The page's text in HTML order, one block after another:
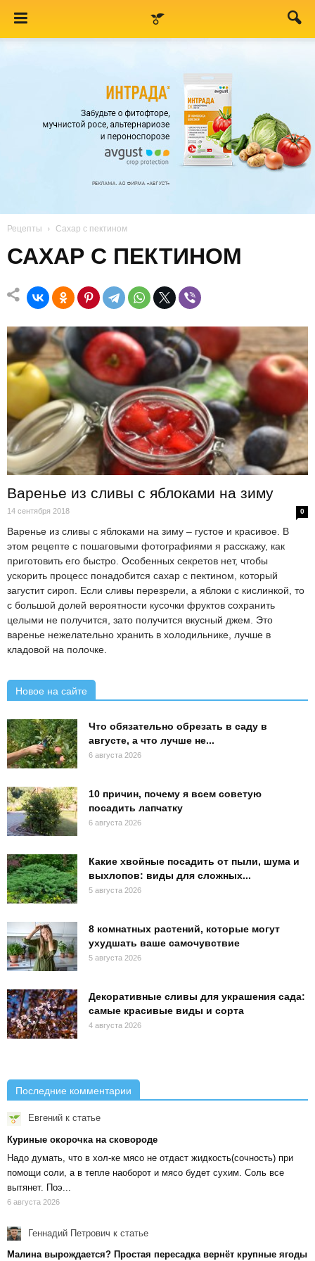
Рецепты Сахар с пектином
САХАР С ПЕКТИНОМ
Варенье из сливы с яблоками на зиму
14 сентября 2018 0
Варенье из сливы с яблоками на зиму – густое и красивое. В
этом рецепте с пошаговыми фотографиями я расскажу, как
приготовить его быстро. Особенных секретов нет, чтобы
ускорить процесс понадобится сахар с пектином, который
загустит сироп. Если сливы перезрели, а яблоки с кислинкой, то
с большой долей вероятности кусочки фруктов сохранить
целыми не получится, зато получится вкусный джем. Это
варенье нежелательно хранить в холодильнике, лучше в
кладовой на полочке.
Новое на сайте
Что обязательно обрезать в саду в
августе, а что лучше не...
6 августа 2026
10 причин, почему я всем советую
посадить лапчатку
6 августа 2026
Какие хвойные посадить от пыли, шума и
выхлопов: виды для сложных...
5 августа 2026
8 комнатных растений, которые могут
ухудшать ваше самочувствие
5 августа 2026
Декоративные сливы для украшения сада:
самые красивые виды и сорта
4 августа 2026
Последние комментарии
Евгений к статье
Куриные окорочка на сковороде
Надо думать, что в хол-ке мясо не отдаст жидкость(сочность) при
помощи соли, а в тепле наоборот и мясо будет сухим. Соль все
вытянет. Поэ...
6 августа 2026
Геннадий Петрович к статье
Малина вырождается? Простая пересадка вернёт крупные ягоды